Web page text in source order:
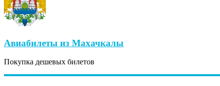
Авиабилеты из Махачкалы
Покупка дешевых билетов